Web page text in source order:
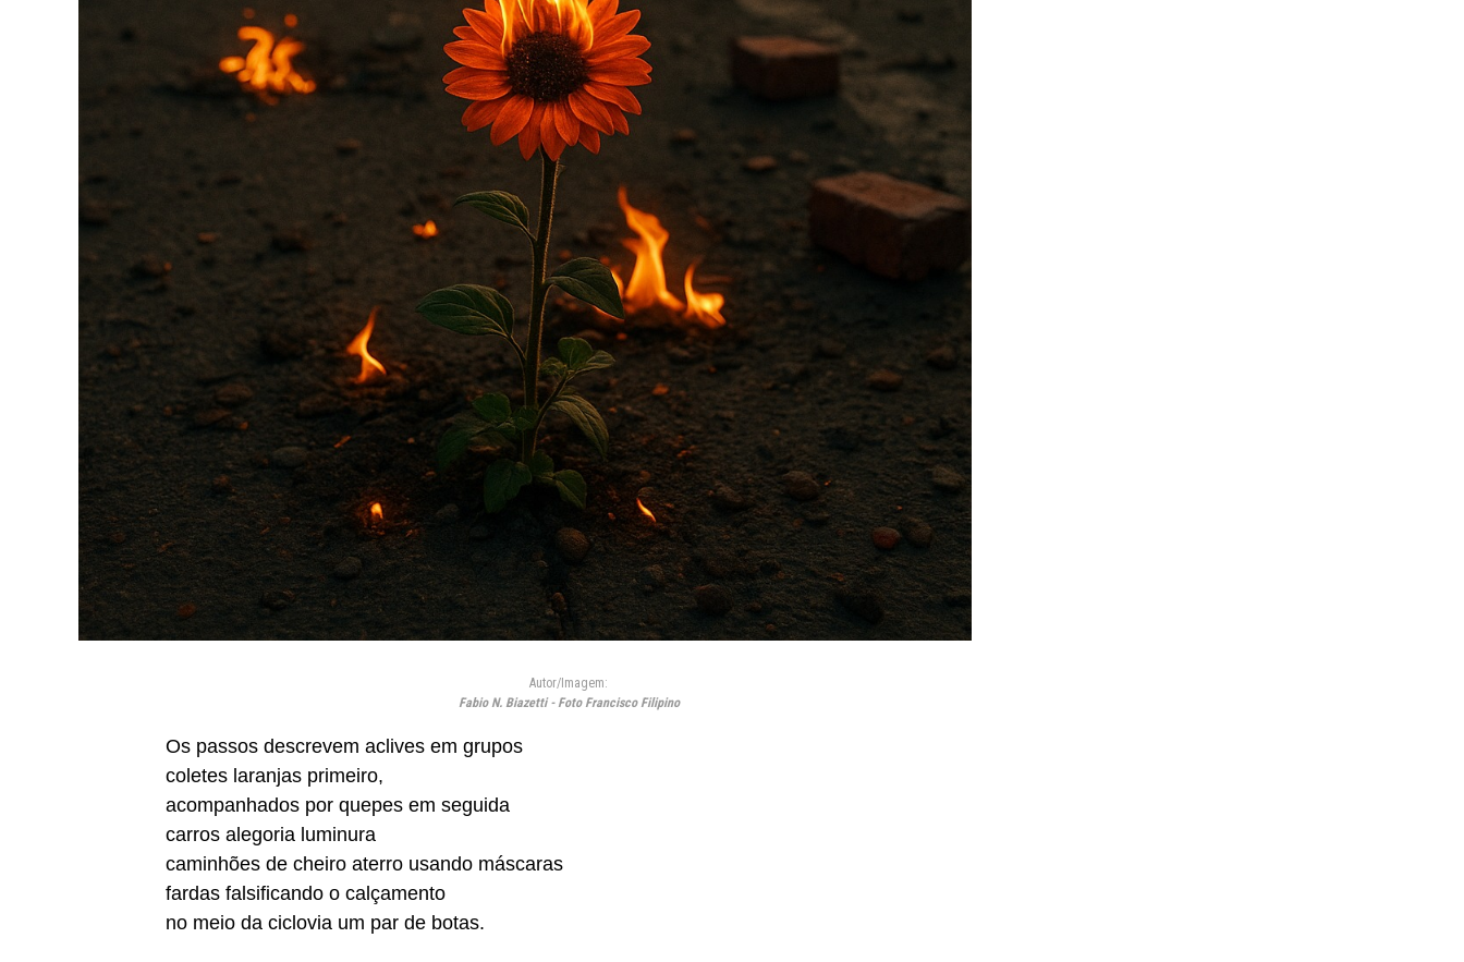
Autor/Imagem:
Fabio N. Biazetti - Foto Francisco Filipino
Os passos descrevem aclives em grupos
coletes laranjas primeiro,
acompanhados por quepes em seguida
carros alegoria luminura
caminhões de cheiro aterro usando máscaras
fardas falsificando o calçamento
no meio da ciclovia um par de botas.